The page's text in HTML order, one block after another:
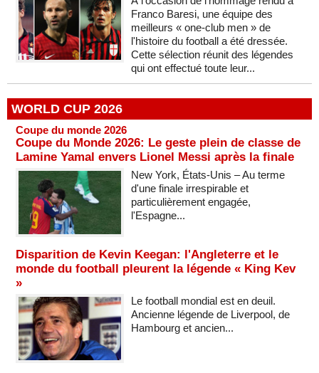
Franco Baresi, une équipe des
meilleurs « one-club men » de
l'histoire du football a été dressée.
Cette sélection réunit des légendes
qui ont effectué toute leur...
WORLD CUP 2026
Coupe du monde 2026
Coupe du Monde 2026: Le geste plein de classe de
Lamine Yamal envers Lionel Messi après la finale
New York, États-Unis – Au terme
d'une finale irrespirable et
particulièrement engagée,
l'Espagne...
Disparition de Kevin Keegan: l'Angleterre et le
monde du football pleurent la légende « King Kev
»
Le football mondial est en deuil.
Ancienne légende de Liverpool, de
Hambourg et ancien...